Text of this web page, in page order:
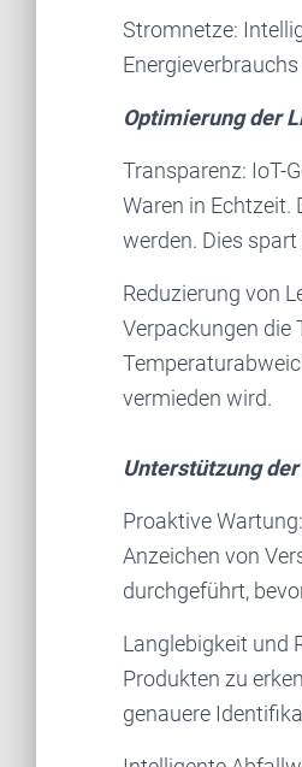
Stromnetze:
Optimierung der
Transparenz: IoT-
Waren in Echtzeit.
werden. Dies
Reduzierung von
Verpackungen die
vermieden wird.
Unterstützung
Proaktive
Anzeichen von
durchgeführt,
Langlebigkeit und
Produkten zu
genauere